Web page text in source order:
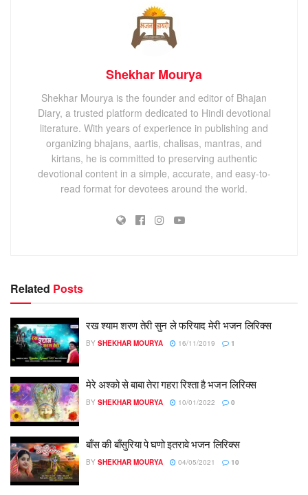
Shekhar Mourya
Shekhar Mourya is the founder and editor of Bhajan
Diary, a trusted platform dedicated to Hindi devotional
literature. With years of experience in publishing and
organizing bhajans, aartis, chalisas, mantras, and
kirtans, he is committed to preserving authentic
devotional content in a simple, accurate, and easy-to-
read format for devotees around the world.
Related Posts
रख श्याम शरण तेरी सुन ले फरियाद मेरी भजन लिरिक्स
BY SHEKHAR MOURYA 16/11/2019 1
मेरे अश्को से बाबा तेरा गहरा रिश्ता है भजन लिरिक्स
BY SHEKHAR MOURYA 10/01/2022 0
बाँस की बाँसुरिया पे घणो इतरावे भजन लिरिक्स
BY SHEKHAR MOURYA 04/05/2021 10